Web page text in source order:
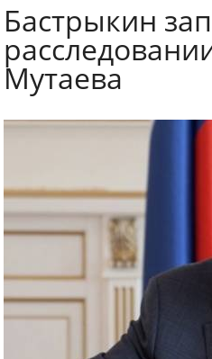
Бастрыкин
Мутаева